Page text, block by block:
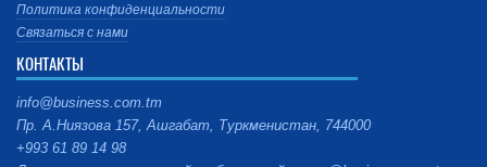
Политика конфиденциальности
Связаться с нами
КОНТАКТЫ
info@business.com.tm
Пр. А.Ниязова 157, Ашгабат, Туркменистан, 744000
+993 61 89 14 98